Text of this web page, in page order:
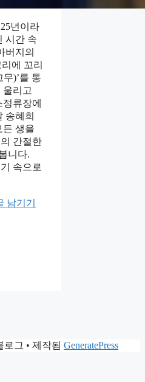
년이라
시간 속
버지의
에 꼬리
)’를 통
울리고
류장에
송혜희
든 생을
간절한
니다.
속으로
남기기
로그 • 제작됨 GeneratePress